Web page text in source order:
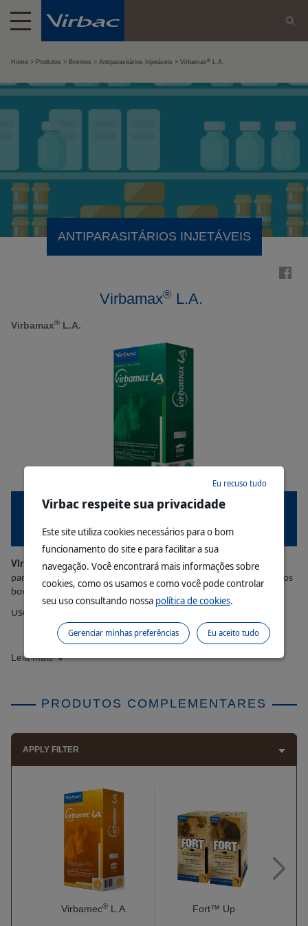
Home Produtos Bovinos Antiparasitários Injetáveis Virbamax® L.A.
ANTIPARASITÁRIOS INJETÁVEIS
Virbamax® L.A.
Virbamax® L.A.
Bovinos
Virbamax LAé uma solução injetável a base de Abamectina 1%,
para o controle e tratamento das parasitoses internas e externas dos
bovinos.
USO VETERINÁRIO.
Leia mais
PRODUTOS COMPLEMENTARES
APPLY FILTER
Virbamec® L.A. Fort™ Up
Virbac respeite sua privacidade
Este site utiliza cookies necessários para o bom
funcionamento do site e para facilitar a sua
navegação. Você encontrará mais informações sobre
cookies, como os usamos e como você pode controlar
seu uso consultando nossa política de cookies.
Eu recuso tudo
Eu aceito tudo
Gerenciar minhas preferências